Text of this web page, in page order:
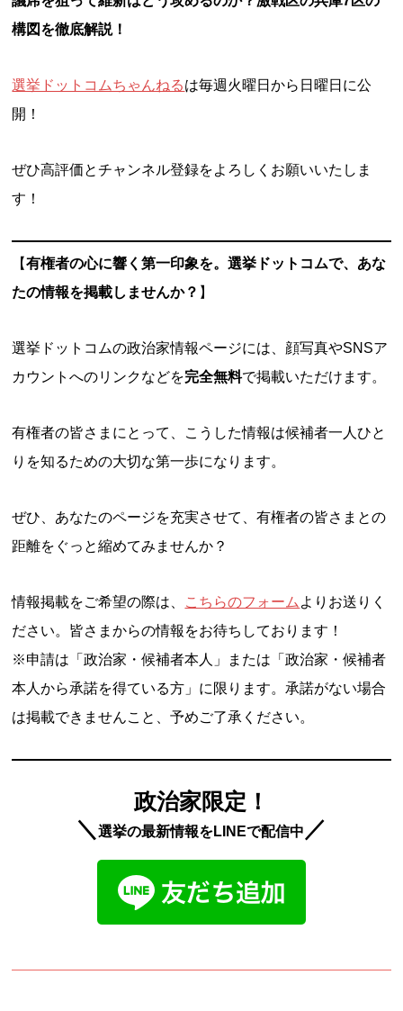
構図を徹底解説！
選挙ドットコムちゃんねるは毎週火曜日から日曜日に公
開！
ぜひ高評価とチャンネル登録をよろしくお願いいたしま
す！
【有権者の心に響く第一印象を。選挙ドットコムで、あな
たの情報を掲載しませんか？ 】
選挙ドットコムの政治家情報ページには、顔写真やSNSア
カウントへのリンクなどを完全無料で掲載いただけます。
有権者の皆さまにとって、こうした情報は候補者一人ひと
りを知るための大切な第一歩になります。
ぜひ、あなたのページを充実させて、有権者の皆さまとの
距離をぐっと縮めてみませんか？
情報掲載をご希望の際は、 こちらのフォーム よりお送りく
ださい。皆さまからの情報をお待ちしております！
※申請は「政治家・候補者本人」または「政治家・候補者
本人から承諾を得ている方」に限ります。承諾がない場合
は掲載できませんこと、予めご了承ください。
政治家限定！
＼選挙の最新情報をLINEで配信中 ／